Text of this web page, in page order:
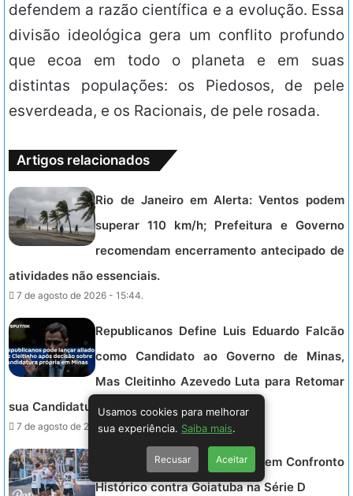
defendem a razão científica e a evolução. Essa
divisão ideológica gera um conflito profundo
que ecoa em todo o planeta e em suas
distintas populações: os Piedosos, de pele
esverdeada, e os Racionais, de pele rosada.
Artigos relacionados
Rio de Janeiro em Alerta: Ventos podem
superar 110 km/h; Prefeitura e Governo
recomendam encerramento antecipado de
atividades não essenciais.
7 de agosto de 2026 - 15:44.
Republicanos Define Luis Eduardo Falcão
como Candidato ao Governo de Minas,
Mas Cleitinho Azevedo Luta para Retomar
sua Candidatura antes das Eleições.
7 de agosto de 2026 - 15:44.
ASA Busca Acesso à Série C em Confronto
Histórico contra Goiatuba na Série D
Usamos cookies para melhorar
sua experiência. Saiba mais
Recusar Aceitar